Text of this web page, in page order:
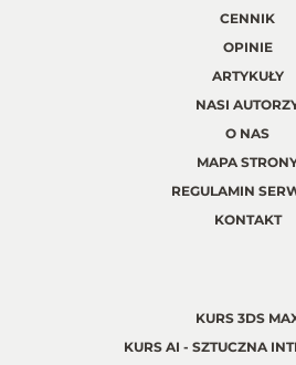
CENNIK
OPINIE
ARTYKUŁY
NASI
O NAS
MAPA
REGULAMIN
KONTAKT
KURS 3DS
KURS AI - SZTUCZNA